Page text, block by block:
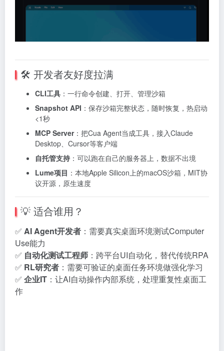
🛠️ 开发者友好度拉满
CLI工具 ：一行命令创建、打开、管理沙箱
Snapshot API ：保存沙箱完整状态，随时恢复，热启动
<1秒
MCP Server：把Cua Agent当成工具，接入Claude
Desktop、Cursor等客户端
自托管支持 ：可以跑在自己的服务器上，数据不出境
Lume项目 ：本地Apple Silicon上的macOS沙箱，MIT协
议开源，原生速度
💡 适合谁用？
✅ AI Agent开发者 ：需要真实桌面环境测试Computer
Use能力
✅ 自动化测试工程师 ：跨平台UI自动化，替代传统RPA
✅ RL研究者 ：需要可验证的桌面任务环境做强化学习
✅ 企业IT ：让AI自动操作内部系统，处理重复性桌面工
作